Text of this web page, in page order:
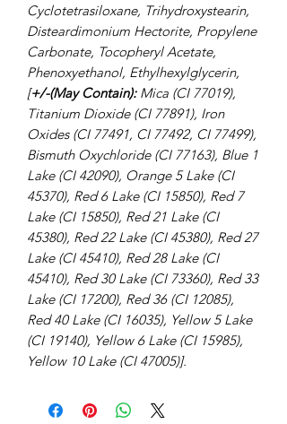
Cyclotetrasiloxane, Trihydroxystearin,
Disteardimonium Hectorite, Propylene
Carbonate, Tocopheryl Acetate,
Phenoxyethanol, Ethylhexylglycerin,
[+/-(May Contain): Mica (CI 77019),
Titanium Dioxide (CI 77891), Iron
Oxides (CI 77491, CI 77492, CI 77499),
Bismuth Oxychloride (CI 77163), Blue 1
Lake (CI 42090), Orange 5 Lake (CI
45370), Red 6 Lake (CI 15850), Red 7
Lake (CI 15850), Red 21 Lake (CI
45380), Red 22 Lake (CI 45380), Red 27
Lake (CI 45410), Red 28 Lake (CI
45410), Red 30 Lake (CI 73360), Red 33
Lake (CI 17200), Red 36 (CI 12085),
Red 40 Lake (CI 16035), Yellow 5 Lake
(CI 19140), Yellow 6 Lake (CI 15985),
Yellow 10 Lake (CI 47005)].